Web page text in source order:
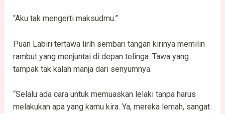
“Aku tak mengerti maksudmu.”
Puan Labiri tertawa lirih sembari tangan kirinya memilin
rambut yang menjuntai di depan telinga. Tawa yang
tampak tak kalah manja dari senyumnya.
“Selalu ada cara untuk memuaskan lelaki tanpa harus
melakukan apa yang kamu kira. Ya, mereka lemah, sangat